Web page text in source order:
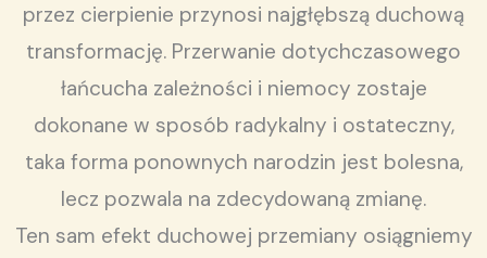
przez cierpienie przynosi najgłębszą duchową
transformację. Przerwanie dotychczasowego
łańcucha zależności i niemocy zostaje
dokonane w sposób radykalny i ostateczny,
taka forma ponownych narodzin jest bolesna,
lecz pozwala na zdecydowaną zmianę.
Ten sam efekt duchowej przemiany osiągniemy